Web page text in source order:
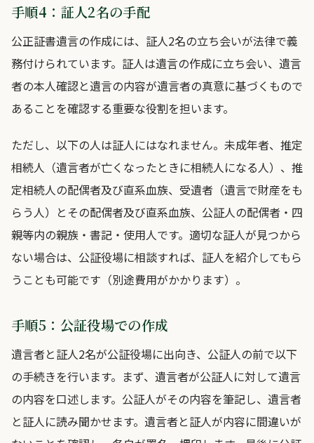
手順4：証人2名の手配
公正証書遺言の作成には、証人2名の立ち会いが法律で義
務付けられています。証人は遺言の作成に立ち会い、遺言
者の本人確認と遺言の内容が遺言者の真意に基づくもので
あることを確認する重要な役割を担います。
ただし、以下の人は証人にはなれません。未成年者、推定
相続人（遺言者が亡くなったときに相続人になる人）、推
定相続人の配偶者及び直系血族、受遺者（遺言で財産をも
らう人）とその配偶者及び直系血族、公証人の配偶者・四
親等内の親族・書記・使用人です。適切な証人が見つから
ない場合は、公証役場に相談すれば、証人を紹介してもら
うことも可能です（別途費用がかかります）。
手順5：公証役場での作成
遺言者と証人2名が公証役場に出向き、公証人の前で以下
の手続きを行います。まず、遺言者が公証人に対して遺言
の内容を口述します。公証人がその内容を筆記し、遺言者
と証人に読み聞かせます。遺言者と証人が内容に間違いが